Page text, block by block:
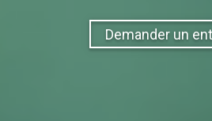
Demander un